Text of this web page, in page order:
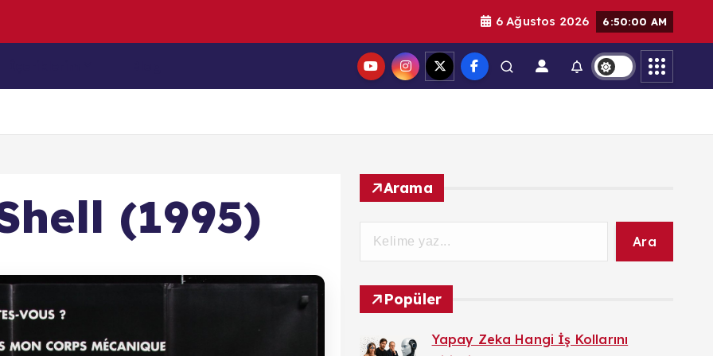
6 Ağustos 2026 6:50:02 AM
(1995)
Arama
Ara
Popüler
Yapay Zeka Hangi İş Kollarını